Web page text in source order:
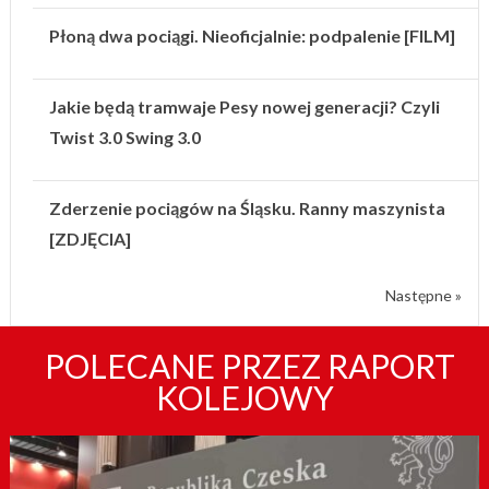
Płoną dwa pociągi. Nieoficjalnie: podpalenie [FILM]
Jakie będą tramwaje Pesy nowej generacji? Czyli
Twist 3.0 Swing 3.0
Zderzenie pociągów na Śląsku. Ranny maszynista
[ZDJĘCIA]
Następne »
POLECANE PRZEZ RAPORT
KOLEJOWY